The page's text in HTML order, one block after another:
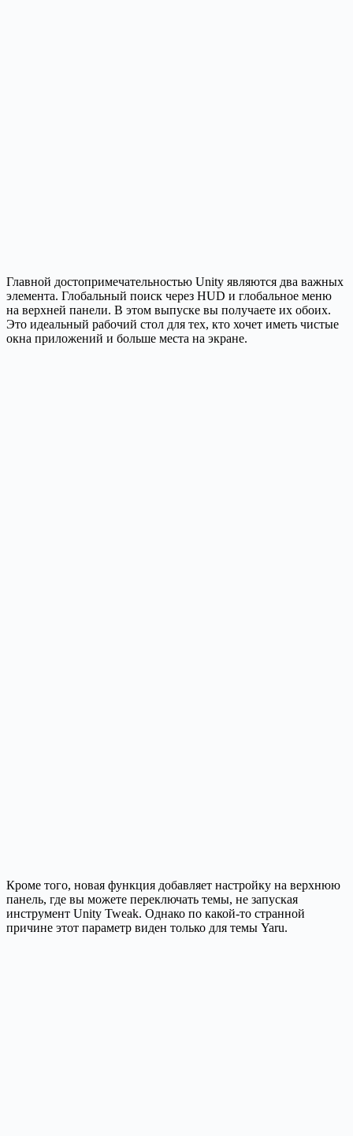
Главной достопримечательностью Unity являются два важных
элемента. Глобальный поиск через HUD и глобальное меню
на верхней панели. В этом выпуске вы получаете их обоих.
Это идеальный рабочий стол для тех, кто хочет иметь чистые
окна приложений и больше места на экране.
Кроме того, новая функция добавляет настройку на верхнюю
панель, где вы можете переключать темы, не запуская
инструмент Unity Tweak. Однако по какой-то странной
причине этот параметр виден только для темы Yaru.